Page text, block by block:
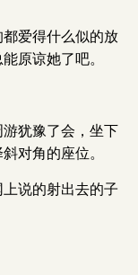
爱得什么似的放
原谅她了吧。
犹豫了会，坐下
对角的座位。
说的射出去的子